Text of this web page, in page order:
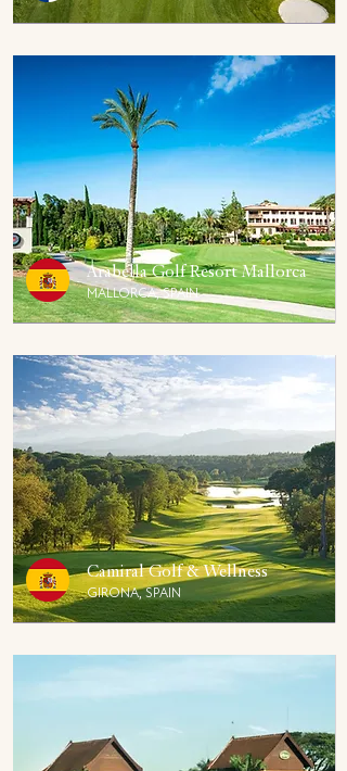
Arabella Golf Resort Mallorca
MALLORCA, SPAIN
Camiral Golf & Wellness
GIRONA, SPAIN